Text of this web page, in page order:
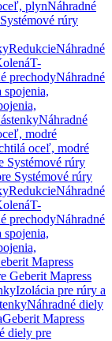
plynNáhradné
Systémové rúry
RedukcieNáhradné
T-
prechodyNáhradné
spojenia,
Náhradné
modré
oceľ, modré
Systémové rúry
Systémové rúry
RedukcieNáhradné
T-
prechodyNáhradné
spojenia,
Mapress
Geberit Mapress
Izolácia pre rúry a
Náhradné diely
Geberit Mapress
diely pre